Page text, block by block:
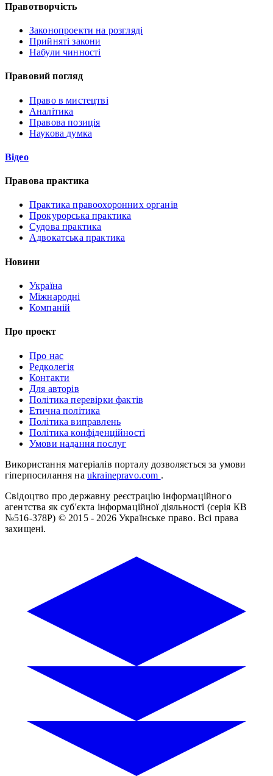
Правотворчість
Законопроекти на розгляді
Прийняті закони
Набули чинності
Правовий погляд
Право в мистецтві
Аналітика
Правова позиція
Наукова думка
Відео
Правова практика
Практика правоохоронних органів
Прокурорська практика
Судова практика
Адвокатська практика
Новини
Україна
Міжнародні
Компаній
Про проект
Про нас
Редколегія
Контакти
Для авторів
Політика перевірки фактів
Етична політика
Політика виправлень
Політика конфіденційності
Умови надання послуг
Використання матеріалів порталу дозволяється за умови
гіперпосилання на ukrainepravo.com .
Свідоцтво про державну реєстрацію інформаційного
агентства як суб'єкта інформаційної діяльності (серія КВ
№516-378Р) © 2015 - 2026 Українське право. Всі права
захищені.